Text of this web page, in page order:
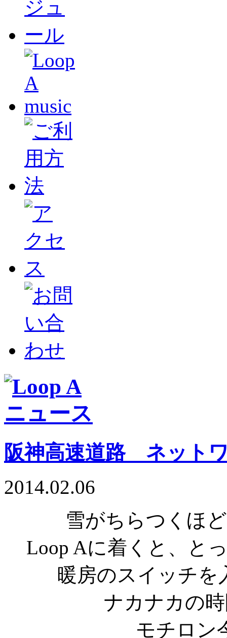
阪神高速道路 ネット
2014.02.06
雪がちらつくほ
Loop Aに着くと、と
暖房のスイッチを
ナカナカの
モチロン